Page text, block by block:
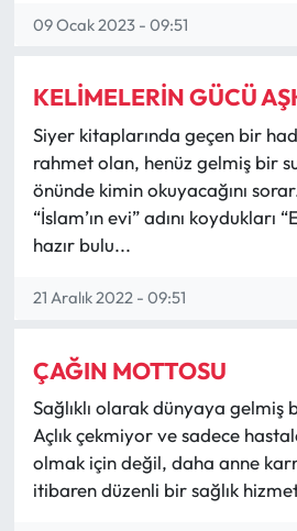
09 Ocak 2023 - 09:51
KELİMELERİN GÜCÜ
Siyer kitaplarında geçen bir
rahmet olan, henüz gelmiş bir
önünde kimin okuyacağını
“İslam’ın evi” adını koydukları
hazır bulu...
21 Aralık 2022 - 09:51
ÇAĞIN MOTTOSU
Sağlıklı olarak dünyaya gelmiş
Açlık çekmiyor ve sadece
olmak için değil, daha anne
itibaren düzenli bir sağlık